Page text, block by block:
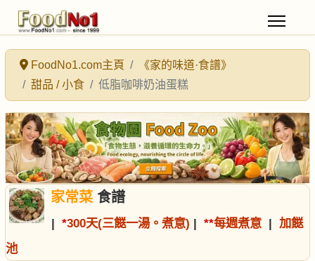
FoodNo1.com主頁
《家的味道·食譜》
甜品 / 小食
低脂咖啡奶油蛋糕
家常菜食譜
| *300天(三餸一湯。煮意) | **每週煮意 | 加餸
池